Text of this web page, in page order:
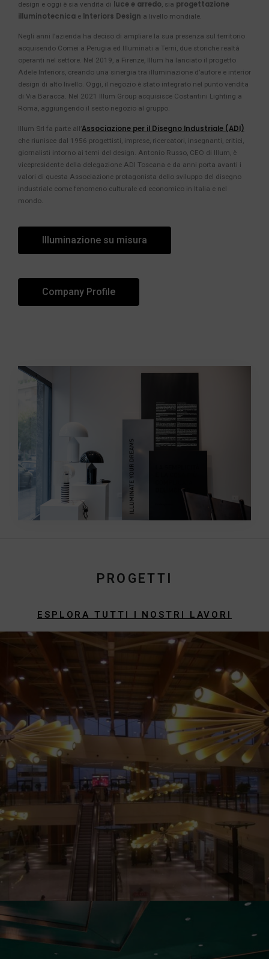
design e oggi è sia vendita di luce e arredo, sia progettazione
illuminotecnica e Interiors Design a livello mondiale.
Negli anni l’azienda ha deciso di ampliare la sua presenza sul territorio
acquisendo Comei a Perugia ed Illuminati a Terni, due storiche realtà
operanti nel settore. Nel 2019, a Firenze, Illum ha lanciato il progetto
Adele Interiors, creando una sinergia tra illuminazione d’autore e interior
design di alto livello. Oggi, il negozio è stato integrato nel punto vendita
di Via Baracca. Nel 2021 Illum Group acquisisce Costantini Lighting a
Roma, aggiungendo il sesto negozio al gruppo.
Illum Srl fa parte all’Associazione per il Disegno Industriale (ADI)
che riunisce dal 1956 progettisti, imprese, ricercatori, insegnanti, critici,
giornalisti intorno ai temi del design. Antonio Russo, CEO di Illum, è
vicepresidente della delegazione ADI Toscana e da anni porta avanti i
valori di questa Associazione protagonista dello sviluppo del disegno
industriale come fenomeno culturale ed economico in Italia e nel
mondo.
Illuminazione su misura
Company Profile
PROGETTI
ESPLORA TUTTI I NOSTRI LAVORI
Illum Firenze